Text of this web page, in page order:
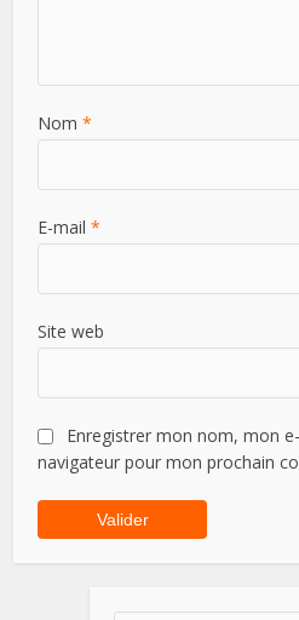
Nom*
E-mail*
Site web
Enregistrer mon nom, mon
navigateur pour mon prochain